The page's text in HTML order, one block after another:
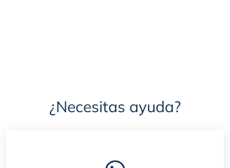
¿Necesitas ayuda?